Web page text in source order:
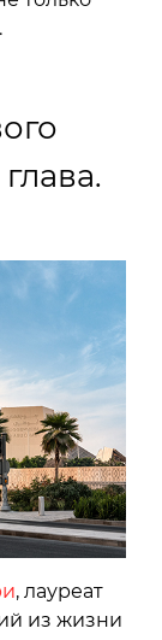
, лауреат
из жизни